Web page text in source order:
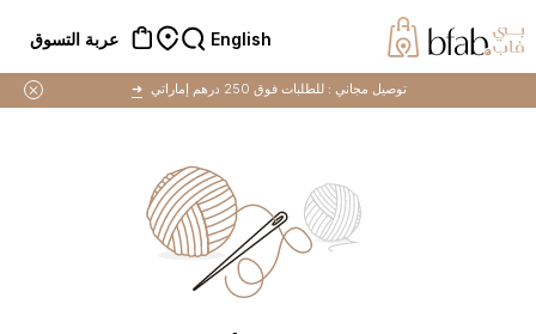
English عربة التسوق
توصيل مجاني : للطلبات فوق 250 درهم إماراتي ➜